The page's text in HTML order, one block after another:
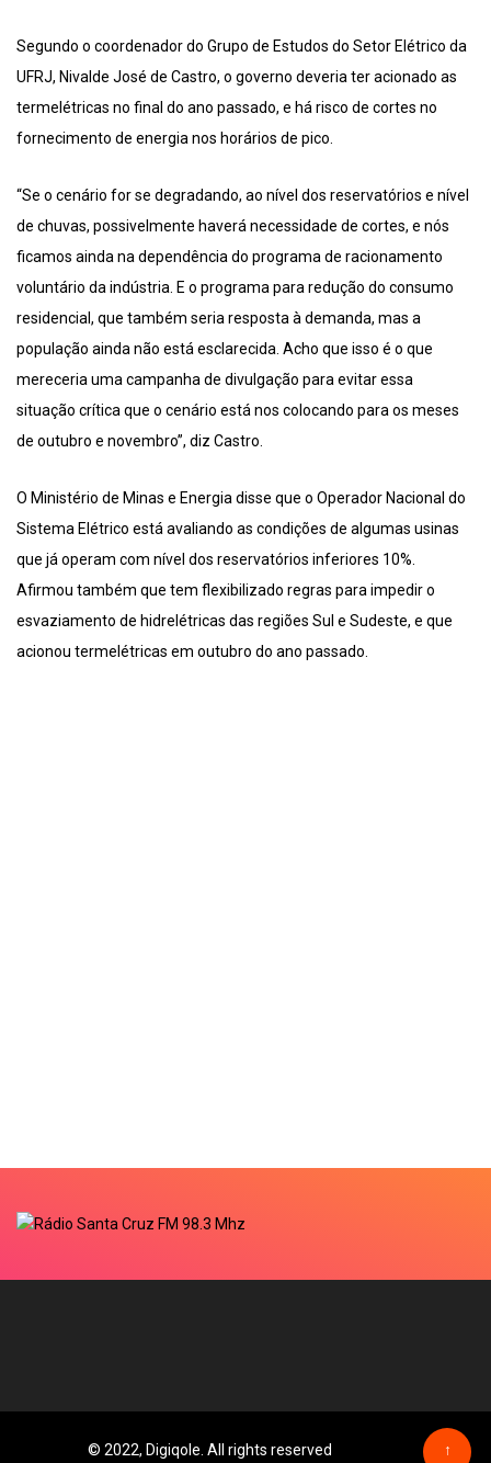
Segundo o coordenador do Grupo de Estudos do Setor Elétrico da
UFRJ, Nivalde José de Castro, o governo deveria ter acionado as
termelétricas no final do ano passado, e há risco de cortes no
fornecimento de energia nos horários de pico.
“Se o cenário for se degradando, ao nível dos reservatórios e nível
de chuvas, possivelmente haverá necessidade de cortes, e nós
ficamos ainda na dependência do programa de racionamento
voluntário da indústria. E o programa para redução do consumo
residencial, que também seria resposta à demanda, mas a
população ainda não está esclarecida. Acho que isso é o que
mereceria uma campanha de divulgação para evitar essa
situação crítica que o cenário está nos colocando para os meses
de outubro e novembro”, diz Castro.
O Ministério de Minas e Energia disse que o Operador Nacional do
Sistema Elétrico está avaliando as condições de algumas usinas
que já operam com nível dos reservatórios inferiores 10%.
Afirmou também que tem flexibilizado regras para impedir o
esvaziamento de hidrelétricas das regiões Sul e Sudeste, e que
acionou termelétricas em outubro do ano passado.
© 2022, Digiqole. All rights reserved ↑